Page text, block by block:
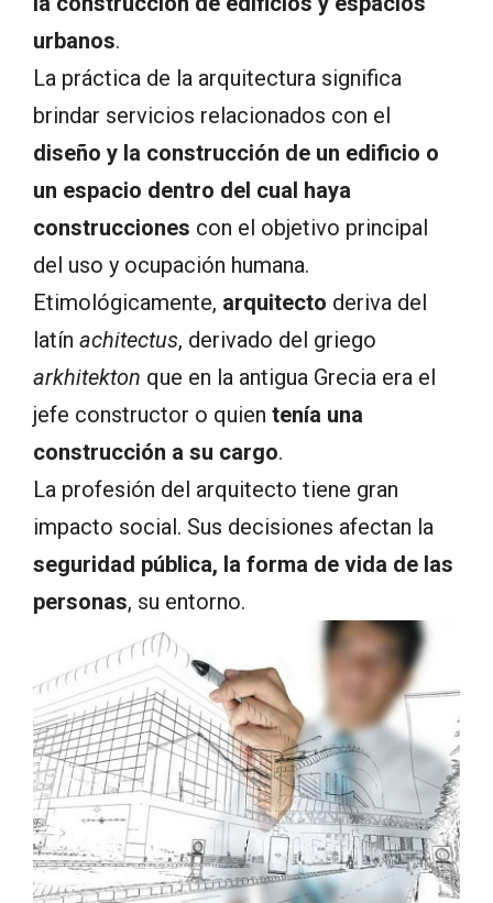
urbanos.
La práctica de la arquitectura significa
brindar servicios relacionados con el
diseño y la construcción de un edificio o
un espacio dentro del cual haya
construcciones con el objetivo principal
del uso y ocupación humana.
Etimológicamente, arquitecto deriva del
latín achitectus, derivado del griego
arkhitekton que en la antigua Grecia era el
jefe constructor o quien tenía una
construcción a su cargo.
La profesión del arquitecto tiene gran
impacto social. Sus decisiones afectan la
seguridad pública, la forma de vida de las
personas, su entorno.